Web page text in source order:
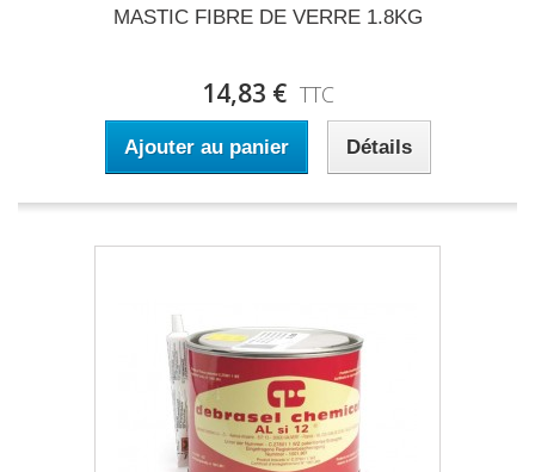
MASTIC FIBRE DE VERRE 1.8KG
14,83 € TTC
Ajouter au panier Détails